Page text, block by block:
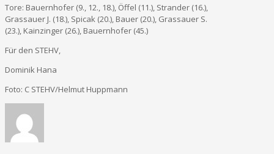
Tore: Bauernhofer (9., 12., 18.), Öffel (11.), Strander (16.),
Grassauer J. (18.), Spicak (20.), Bauer (20.), Grassauer S.
(23.), Kainzinger (26.), Bauernhofer (45.)
Für den STEHV,
Dominik Hana
Foto: C STEHV/Helmut Huppmann